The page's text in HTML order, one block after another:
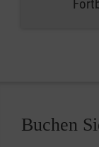
Buchen